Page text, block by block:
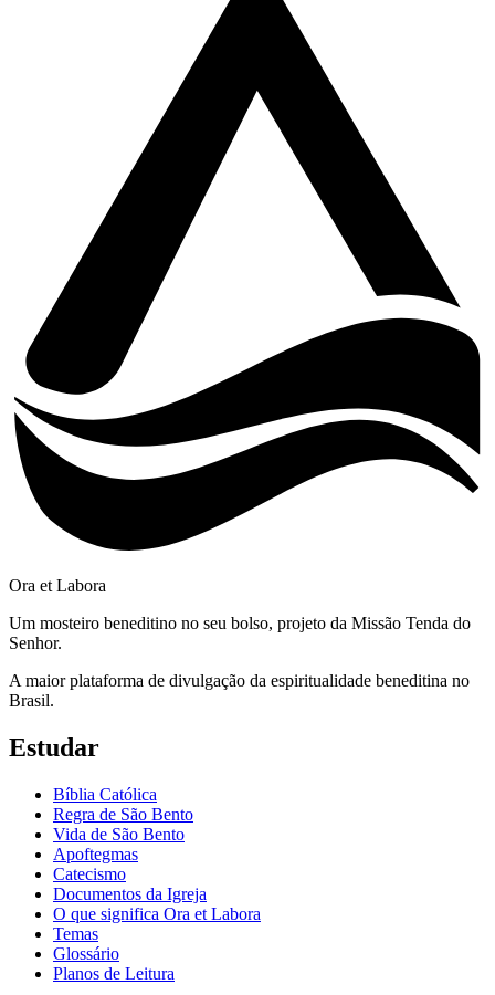
Ora et Labora
Um mosteiro beneditino no seu bolso, projeto da Missão Tenda do
Senhor.
A maior plataforma de divulgação da espiritualidade beneditina no
Brasil.
Estudar
Bíblia Católica
Regra de São Bento
Vida de São Bento
Apoftegmas
Catecismo
Documentos da Igreja
O que significa Ora et Labora
Temas
Glossário
Planos de Leitura